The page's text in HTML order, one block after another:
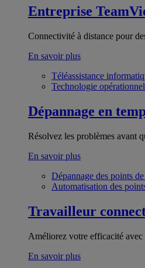
Entreprise
Connectivité à distance pour
En savoir plus
Téléassistance
Technologie
Dépannage en
Résolvez les problèmes avant
En savoir plus
Dépannage des points
Automatisation des
Travailleur
Améliorez votre efficacité
En savoir plus